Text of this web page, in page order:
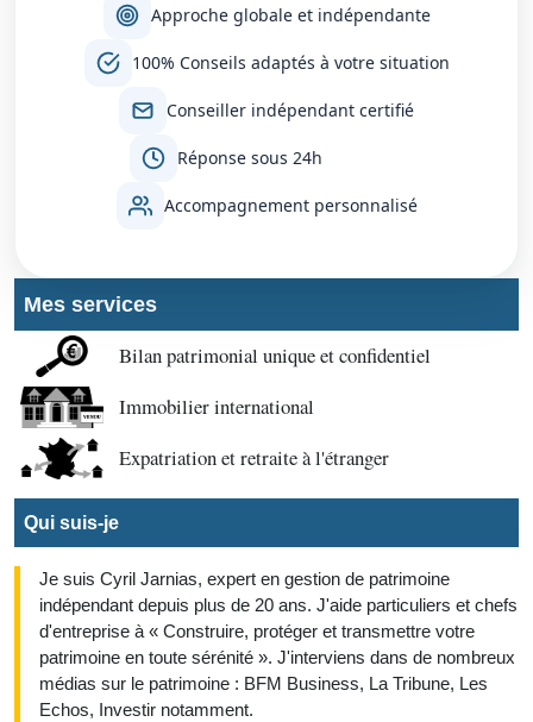
Approche globale et indépendante
100% Conseils adaptés à votre situation
Conseiller indépendant certifié
Réponse sous 24h
Accompagnement personnalisé
Mes services
Bilan patrimonial unique et confidentiel
Immobilier international
Expatriation et retraite à l'étranger
Qui suis-je
Je suis Cyril Jarnias, expert en gestion de patrimoine
indépendant depuis plus de 20 ans. J'aide particuliers et chefs
d'entreprise à « Construire, protéger et transmettre votre
patrimoine en toute sérénité ». J'interviens dans de nombreux
médias sur le patrimoine : BFM Business, La Tribune, Les
Echos, Investir notamment.